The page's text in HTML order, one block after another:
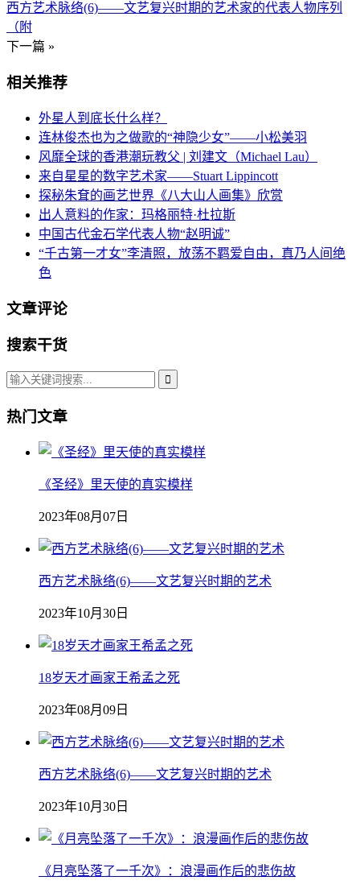
西方艺术脉络(6)——文艺复兴时期的艺术家的代表人物序列
（附
下一篇 »
相关推荐
外星人到底长什么样？
连林俊杰也为之做歌的“神隐少女”——小松美羽
风靡全球的香港潮玩教父 | 刘建文（Michael Lau）
来自星星的数字艺术家——Stuart Lippincott
探秘朱耷的画艺世界《八大山人画集》欣赏
出人意料的作家：玛格丽特·杜拉斯
中国古代金石学代表人物“赵明诚”
“千古第一才女”李清照，放荡不羁爱自由，真乃人间绝
色
文章评论
搜索干货
热门文章
《圣经》里天使的真实模样
2023年08月07日
西方艺术脉络(6)——文艺复兴时期的艺术
2023年10月30日
18岁天才画家王希孟之死
2023年08月09日
西方艺术脉络(6)——文艺复兴时期的艺术
2023年10月30日
《月亮坠落了一千次》：浪漫画作后的悲伤故